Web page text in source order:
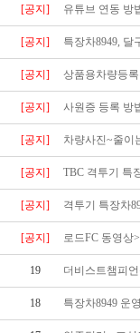
[공지] 유튜브 연동 방
[공지] 특장차8949, 달
[공지] 상품용차량등
[공지] 사원증 등록 방
[공지] 차량사진~줄이
[공지] TBC 격투기 특
[공지] 격투기 특장차
[공지] 로드FC 동영상
19 더비스트챔피
18 특장차8949 운